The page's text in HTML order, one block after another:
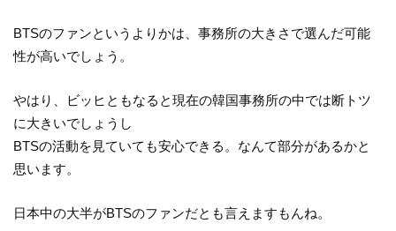
BTSのファンというよりかは、事務所の大きさで選んだ可能
性が高いでしょう。
やはり、ビッヒともなると現在の韓国事務所の中では断トツ
に大きいでしょうし
BTSの活動を見ていても安心できる。なんて部分があるかと
思います。
日本中の大半がBTSのファンだとも言えますもんね。